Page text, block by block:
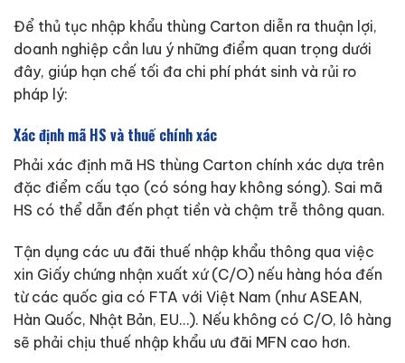
Để thủ tục nhập khẩu thùng Carton diễn ra thuận lợi,
doanh nghiệp cần lưu ý những điểm quan trọng dưới
đây, giúp hạn chế tối đa chi phí phát sinh và rủi ro
pháp lý:
Xác định mã HS và thuế chính xác
Phải xác định mã HS thùng Carton chính xác dựa trên
đặc điểm cấu tạo (có sóng hay không sóng). Sai mã
HS có thể dẫn đến phạt tiền và chậm trễ thông quan.
Tận dụng các ưu đãi thuế nhập khẩu thông qua việc
xin Giấy chứng nhận xuất xứ (C/O) nếu hàng hóa đến
từ các quốc gia có FTA với Việt Nam (như ASEAN,
Hàn Quốc, Nhật Bản, EU…). Nếu không có C/O, lô hàng
sẽ phải chịu thuế nhập khẩu ưu đãi MFN cao hơn.